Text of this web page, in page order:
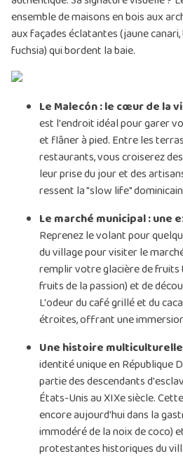
ensemble de maisons en bois aux
aux façades éclatantes (jaune
fuchsia) qui bordent la baie.
Le Malecón : le cœur de la
est l'endroit idéal pour garer
et flâner à pied. Entre les
restaurants, vous croiserez
leur prise du jour et des
ressent la "slow life"
Le marché municipal : une
Reprenez le volant pour
du village pour visiter le
remplir votre glacière de fruits
fruits de la passion) et de
L'odeur du café grillé et du
étroites, offrant une
Une histoire
identité unique en République
partie des descendants
États-Unis au XIXe siècle.
encore aujourd'hui dans la
immodéré de la noix de coco)
protestantes historiques du